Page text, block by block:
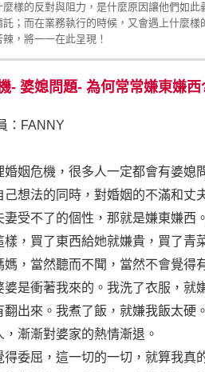
樣的反對與阻力，是什麼原因讓他們如此
；而在業務執行的時候，又會遇上什麼樣
，將一一在此呈現！
- 婆媳問題- 為何常常嫌東嫌西
：FANNY
婚姻危機，很多人一定都會有婆媳
己想法的同時，對婚姻的不滿和丈
妻受不了的個性，那就是嫌東嫌西
樣，買了東西給她就嫌貴，買了青
媽，當然聽而不聞，當然不會覺得
婆是衝著我來的。我洗了衣服，就
翻出來。我煮了飯，就嫌我飯太硬
，漸漸對婆家的熱情漸退。
得委屈，這一切的一切，就算我真